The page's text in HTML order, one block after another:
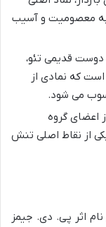
به معصومیت و آسیب
قدیمی تئو،
که نمادی از
می شود.
اعضای گروه
از نقاط اصلی تنش
اثر پی. دی. جیمز